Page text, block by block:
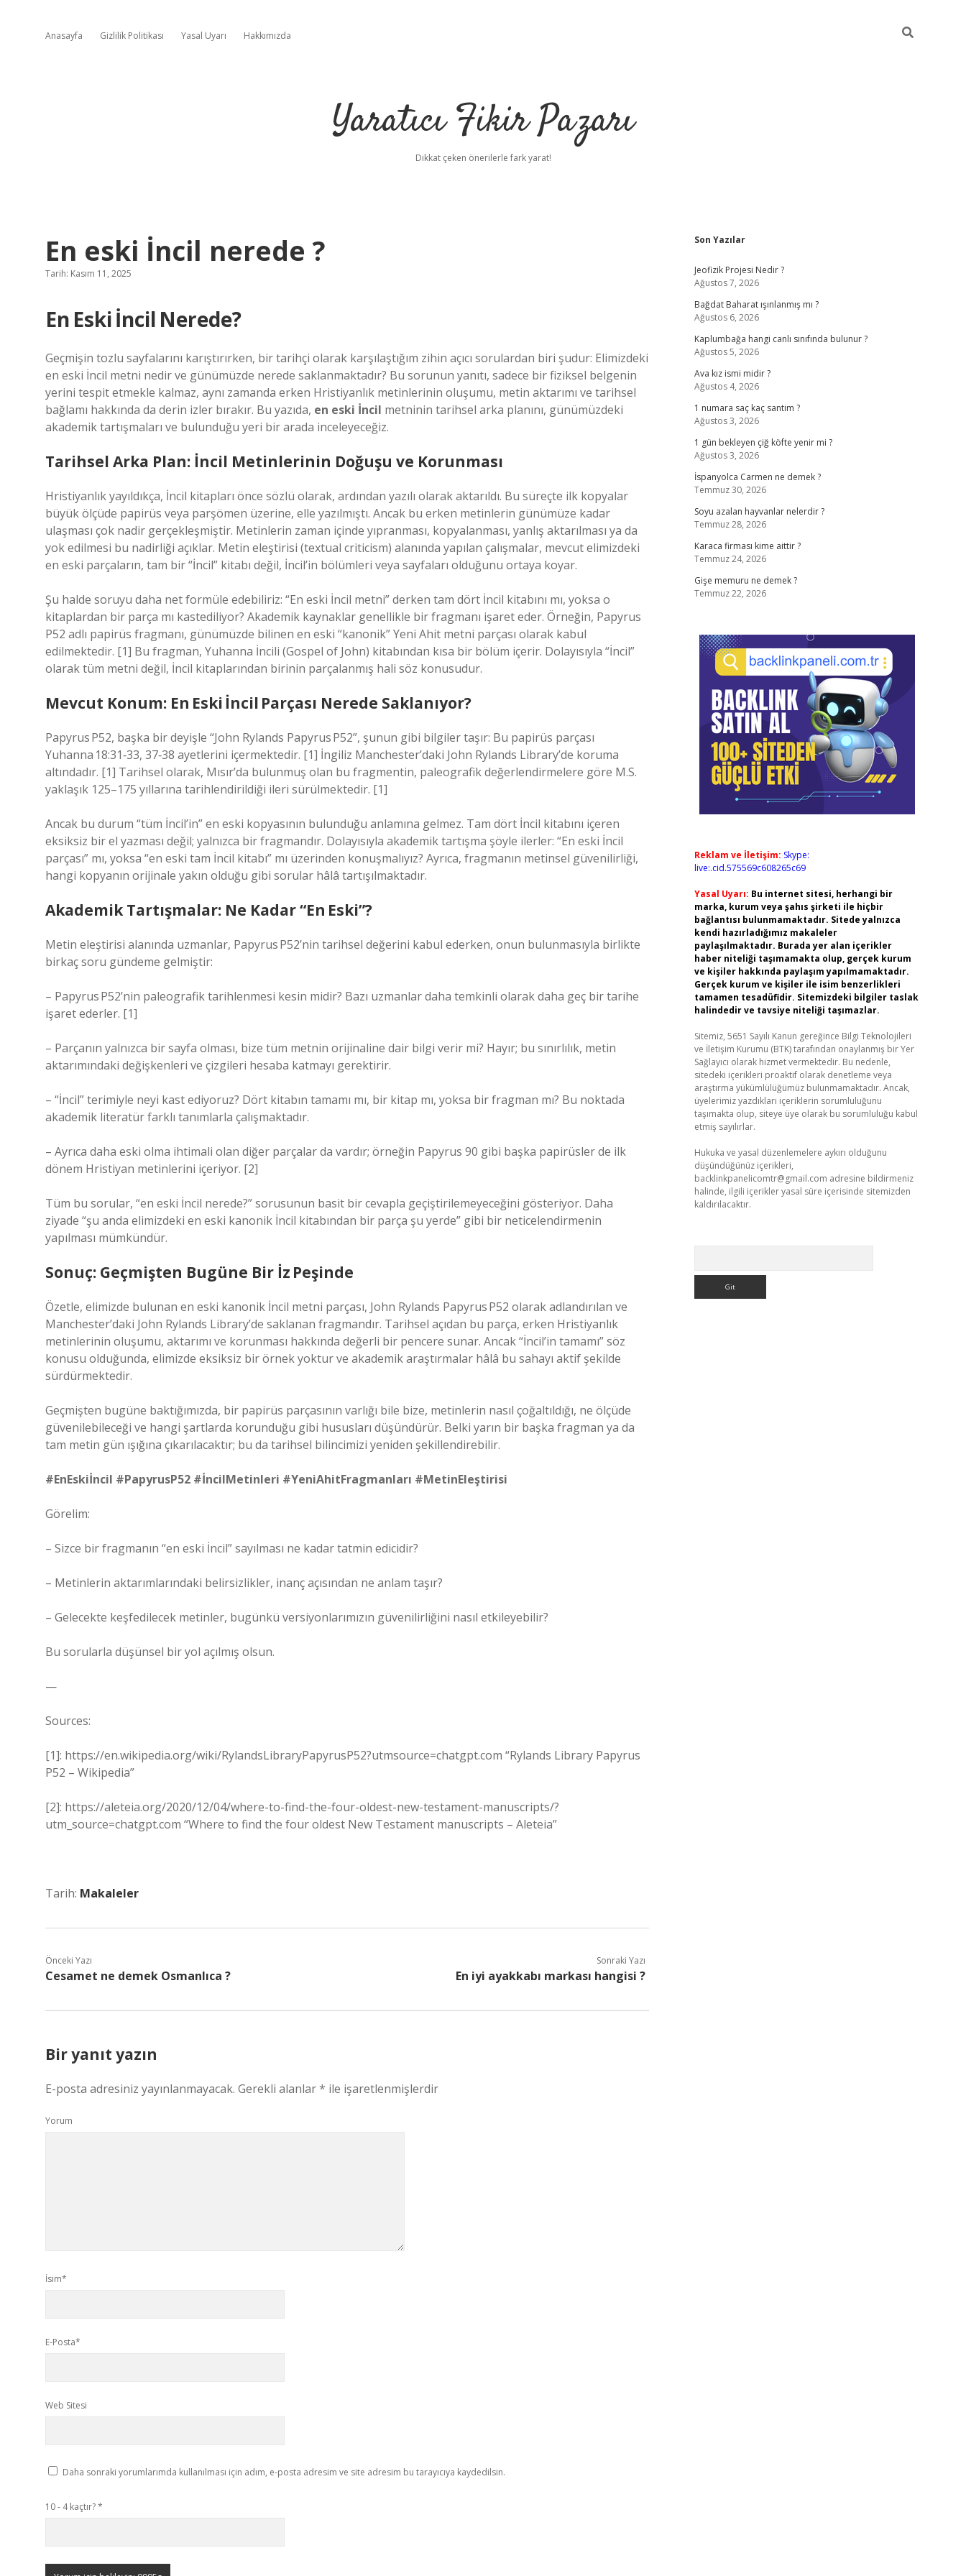
Anasayfa Gizlilik Politikası Yasal Uyarı Hakkımızda
Yaratıcı Fikir Pazarı
Dikkat çeken önerilerle fark yarat!
En eski İncil nerede ?
Tarih: Kasım 11, 2025
En Eski İncil Nerede?
Geçmişin tozlu sayfalarını karıştırırken, bir tarihçi olarak karşılaştığım zihin açıcı sorulardan biri şudur: Elimizdeki
en eski İncil metni nedir ve günümüzde nerede saklanmaktadır? Bu sorunun yanıtı, sadece bir fiziksel belgenin
yerini tespit etmekle kalmaz, aynı zamanda erken Hristiyanlık metinlerinin oluşumu, metin aktarımı ve tarihsel
bağlamı hakkında da derin izler bırakır. Bu yazıda, en eski İncil metninin tarihsel arka planını, günümüzdeki
akademik tartışmaları ve bulunduğu yeri bir arada inceleyeceğiz.
Tarihsel Arka Plan: İncil Metinlerinin Doğuşu ve Korunması
Hristiyanlık yayıldıkça, İncil kitapları önce sözlü olarak, ardından yazılı olarak aktarıldı. Bu süreçte ilk kopyalar
büyük ölçüde papirüs veya parşömen üzerine, elle yazılmıştı. Ancak bu erken metinlerin günümüze kadar
ulaşması çok nadir gerçekleşmiştir. Metinlerin zaman içinde yıpranması, kopyalanması, yanlış aktarılması ya da
yok edilmesi bu nadirliği açıklar. Metin eleştirisi (textual criticism) alanında yapılan çalışmalar, mevcut elimizdeki
en eski parçaların, tam bir “İncil” kitabı değil, İncil’in bölümleri veya sayfaları olduğunu ortaya koyar.
Şu halde soruyu daha net formüle edebiliriz: “En eski İncil metni” derken tam dört İncil kitabını mı, yoksa o
kitaplardan bir parça mı kastediliyor? Akademik kaynaklar genellikle bir fragmanı işaret eder. Örneğin, Papyrus
P52 adlı papirüs fragmanı, günümüzde bilinen en eski “kanonik” Yeni Ahit metni parçası olarak kabul
edilmektedir. [1] Bu fragman, Yuhanna İncili (Gospel of John) kitabından kısa bir bölüm içerir. Dolayısıyla “İncil”
olarak tüm metni değil, İncil kitaplarından birinin parçalanmış hali söz konusudur.
Mevcut Konum: En Eski İncil Parçası Nerede Saklanıyor?
Papyrus P52, başka bir deyişle “John Rylands Papyrus P52”, şunun gibi bilgiler taşır: Bu papirüs parçası
Yuhanna 18:31‑33, 37‑38 ayetlerini içermektedir. [1] İngiliz Manchester’daki John Rylands Library’de koruma
altındadır. [1] Tarihsel olarak, Mısır’da bulunmuş olan bu fragmentin, paleografik değerlendirmelere göre M.S.
yaklaşık 125–175 yıllarına tarihlendirildiği ileri sürülmektedir. [1]
Ancak bu durum “tüm İncil’in” en eski kopyasının bulunduğu anlamına gelmez. Tam dört İncil kitabını içeren
eksiksiz bir el yazması değil; yalnızca bir fragmandır. Dolayısıyla akademik tartışma şöyle ilerler: “En eski İncil
parçası” mı, yoksa “en eski tam İncil kitabı” mı üzerinden konuşmalıyız? Ayrıca, fragmanın metinsel güvenilirliği,
hangi kopyanın orijinale yakın olduğu gibi sorular hâlâ tartışılmaktadır.
Akademik Tartışmalar: Ne Kadar “En Eski”?
Metin eleştirisi alanında uzmanlar, Papyrus P52’nin tarihsel değerini kabul ederken, onun bulunmasıyla birlikte
birkaç soru gündeme gelmiştir:
– Papyrus P52’nin paleografik tarihlenmesi kesin midir? Bazı uzmanlar daha temkinli olarak daha geç bir tarihe
işaret ederler. [1]
– Parçanın yalnızca bir sayfa olması, bize tüm metnin orijinaline dair bilgi verir mi? Hayır; bu sınırlılık, metin
aktarımındaki değişkenleri ve çizgileri hesaba katmayı gerektirir.
– “İncil” terimiyle neyi kast ediyoruz? Dört kitabın tamamı mı, bir kitap mı, yoksa bir fragman mı? Bu noktada
akademik literatür farklı tanımlarla çalışmaktadır.
– Ayrıca daha eski olma ihtimali olan diğer parçalar da vardır; örneğin Papyrus 90 gibi başka papirüsler de ilk
dönem Hristiyan metinlerini içeriyor. [2]
Tüm bu sorular, “en eski İncil nerede?” sorusunun basit bir cevapla geçiştirilemeyeceğini gösteriyor. Daha
ziyade “şu anda elimizdeki en eski kanonik İncil kitabından bir parça şu yerde” gibi bir neticelendirmenin
yapılması mümkündür.
Sonuç: Geçmişten Bugüne Bir İz Peşinde
Özetle, elimizde bulunan en eski kanonik İncil metni parçası, John Rylands Papyrus P52 olarak adlandırılan ve
Manchester’daki John Rylands Library’de saklanan fragmandır. Tarihsel açıdan bu parça, erken Hristiyanlık
metinlerinin oluşumu, aktarımı ve korunması hakkında değerli bir pencere sunar. Ancak “İncil’in tamamı” söz
konusu olduğunda, elimizde eksiksiz bir örnek yoktur ve akademik araştırmalar hâlâ bu sahayı aktif şekilde
sürdürmektedir.
Geçmişten bugüne baktığımızda, bir papirüs parçasının varlığı bile bize, metinlerin nasıl çoğaltıldığı, ne ölçüde
güvenilebileceği ve hangi şartlarda korunduğu gibi hususları düşündürür. Belki yarın bir başka fragman ya da
tam metin gün ışığına çıkarılacaktır; bu da tarihsel bilincimizi yeniden şekillendirebilir.
#EnEskiİncil #PapyrusP52 #İncilMetinleri #YeniAhitFragmanları #MetinEleştirisi
Görelim:
– Sizce bir fragmanın “en eski İncil” sayılması ne kadar tatmin edicidir?
– Metinlerin aktarımlarındaki belirsizlikler, inanç açısından ne anlam taşır?
– Gelecekte keşfedilecek metinler, bugünkü versiyonlarımızın güvenilirliğini nasıl etkileyebilir?
Bu sorularla düşünsel bir yol açılmış olsun.
—
Sources:
[1]: https://en.wikipedia.org/wiki/RylandsLibraryPapyrusP52?utmsource=chatgpt.com “Rylands Library Papyrus
P52 – Wikipedia”
[2]: https://aleteia.org/2020/12/04/where-to-find-the-four-oldest-new-testament-manuscripts/?
utm_source=chatgpt.com “Where to find the four oldest New Testament manuscripts – Aleteia”
Tarih: Makaleler
Önceki Yazı
Cesamet ne demek Osmanlıca ?
Sonraki Yazı
En iyi ayakkabı markası hangisi ?
Bir yanıt yazın
E-posta adresiniz yayınlanmayacak. Gerekli alanlar* ile işaretlenmişlerdir
Yorum
İsim*
E-Posta*
Web Sitesi
Daha sonraki yorumlarımda kullanılması için adım, e-posta adresim ve site adresim bu tarayıcıya kaydedilsin.
10 - 4 kaçtır?*
Sidebar
Son Yazılar
Jeofizik Projesi Nedir ?
Ağustos 7, 2026
Bağdat Baharat ışınlanmış mı ?
Ağustos 6, 2026
Kaplumbağa hangi canlı sınıfında bulunur ?
Ağustos 5, 2026
Ava kız ismi midir ?
Ağustos 4, 2026
1 numara saç kaç santim ?
Ağustos 3, 2026
1 gün bekleyen çiğ köfte yenir mi ?
Ağustos 3, 2026
İspanyolca Carmen ne demek ?
Temmuz 30, 2026
Soyu azalan hayvanlar nelerdir ?
Temmuz 28, 2026
Karaca firması kime aittir ?
Temmuz 24, 2026
Gişe memuru ne demek ?
Temmuz 22, 2026
Reklam ve İletişim: Skype:
live:.cid.575569c608265c69
Yasal Uyarı: Bu internet sitesi, herhangi bir
marka, kurum veya şahıs şirketi ile hiçbir
bağlantısı bulunmamaktadır. Sitede yalnızca
kendi hazırladığımız makaleler
paylaşılmaktadır. Burada yer alan içerikler
haber niteliği taşımamakta olup, gerçek kurum
ve kişiler hakkında paylaşım yapılmamaktadır.
Gerçek kurum ve kişiler ile isim benzerlikleri
tamamen tesadüfidir. Sitemizdeki bilgiler taslak
halindedir ve tavsiye niteliği taşımazlar.
Sitemiz, 5651 Sayılı Kanun gereğince Bilgi Teknolojileri
ve İletişim Kurumu (BTK) tarafından onaylanmış bir Yer
Sağlayıcı olarak hizmet vermektedir. Bu nedenle,
sitedeki içerikleri proaktif olarak denetleme veya
araştırma yükümlülüğümüz bulunmamaktadır. Ancak,
üyelerimiz yazdıkları içeriklerin sorumluluğunu
taşımakta olup, siteye üye olarak bu sorumluluğu kabul
etmiş sayılırlar.
Hukuka ve yasal düzenlemelere aykırı olduğunu
düşündüğünüz içerikleri,
backlinkpanelicomtr@gmail.com adresine bildirmeniz
halinde, ilgili içerikler yasal süre içerisinde sitemizden
kaldırılacaktır.
grandoperabet girişbetexper.xyz